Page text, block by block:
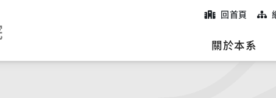
回首頁
關於本系